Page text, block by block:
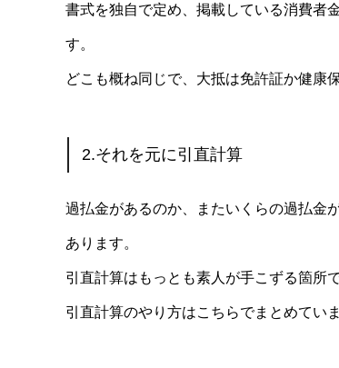
書式を独自で定め、掲載している消費者
す。
どこも概ね同じで、大抵は免許証か健康
2.それを元に引直計算
過払金があるのか、またいくらの過払金
あります。
引直計算はもっとも素人が手こずる箇所
引直計算のやり方はこちらでまとめてい